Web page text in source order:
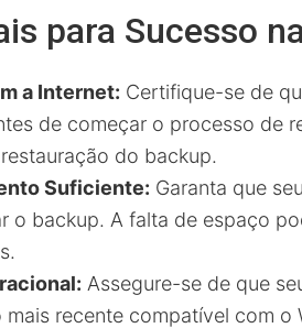
para Sucesso
a Internet: Certifique-se de
de começar o processo de
do backup.
Suficiente: Garanta que
o backup. A falta de espaço
Assegure-se de que
recente compatível com o